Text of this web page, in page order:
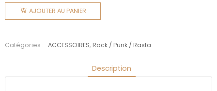
de Rock :
Set
AJOUTER AU PANIER
Catégories : ACCESSOIRES,Rock / Punk / Rasta
Description